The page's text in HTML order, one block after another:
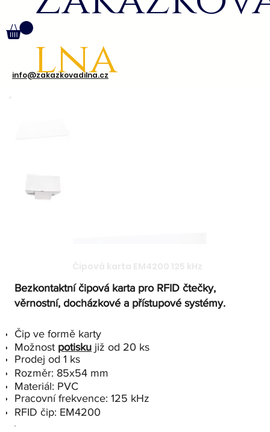
info@zakazkovadilna.cz
lna
Bezkontaktní čipová karta pro RFID čtečky,
věrnostní, docházkové a přístupové systémy.
Čip ve formě karty
Možnost potisku již od 20 ks
Prodej od 1 ks
Rozměr: 85x54 mm
Materiál: PVC
Pracovní frekvence: 125 kHz
RFID čip: EM4200